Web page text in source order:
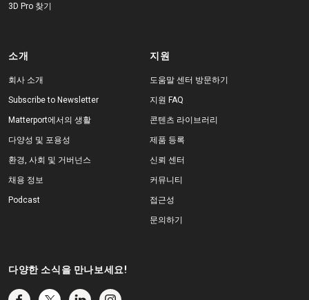
3D Pro 찾기
소개
회사 소개
Subscribe to Newsletter
Matterport에서의 생활
다양성 및 포용성
환경, 사회 및 거버넌스
채용 정보
Podcast
지원
도움말 센터 방문하기
지원 FAQ
콘텐츠 라이브러리
제품 등록
신뢰 센터
커뮤니티
접근성
문의하기
다양한 소식을 만나보세요!